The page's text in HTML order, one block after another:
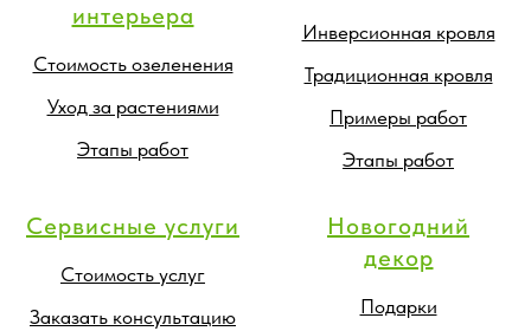
интерьера
Стоимость озеленения
Уход за растениями
Этапы работ
Инверсионная кровля
Традиционная кровля
Примеры работ
Этапы работ
Сервисные услуги
Стоимость услуг
Заказать консультацию
Новогодний
декор
Подарки